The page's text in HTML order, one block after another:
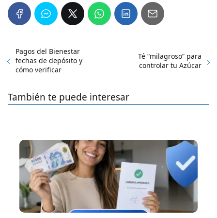
Pagos del Bienestar
fechas de depósito y
cómo verificar
Té “milagroso” para
controlar tu Azúcar
También te puede interesar